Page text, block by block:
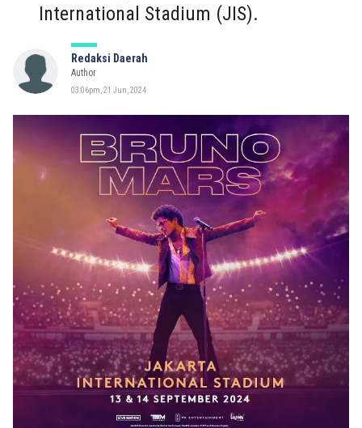
International Stadium (JIS).
Redaksi Daerah
Author
03:06pm, 21 Jun, 2024